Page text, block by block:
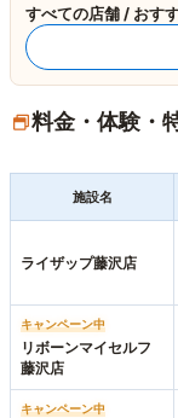
すべての店舗 / おす
料金・体験・
施設名
ライザップ藤沢店
キャンペーン中
リボーンマイセルフ
藤沢店
キャンペーン中